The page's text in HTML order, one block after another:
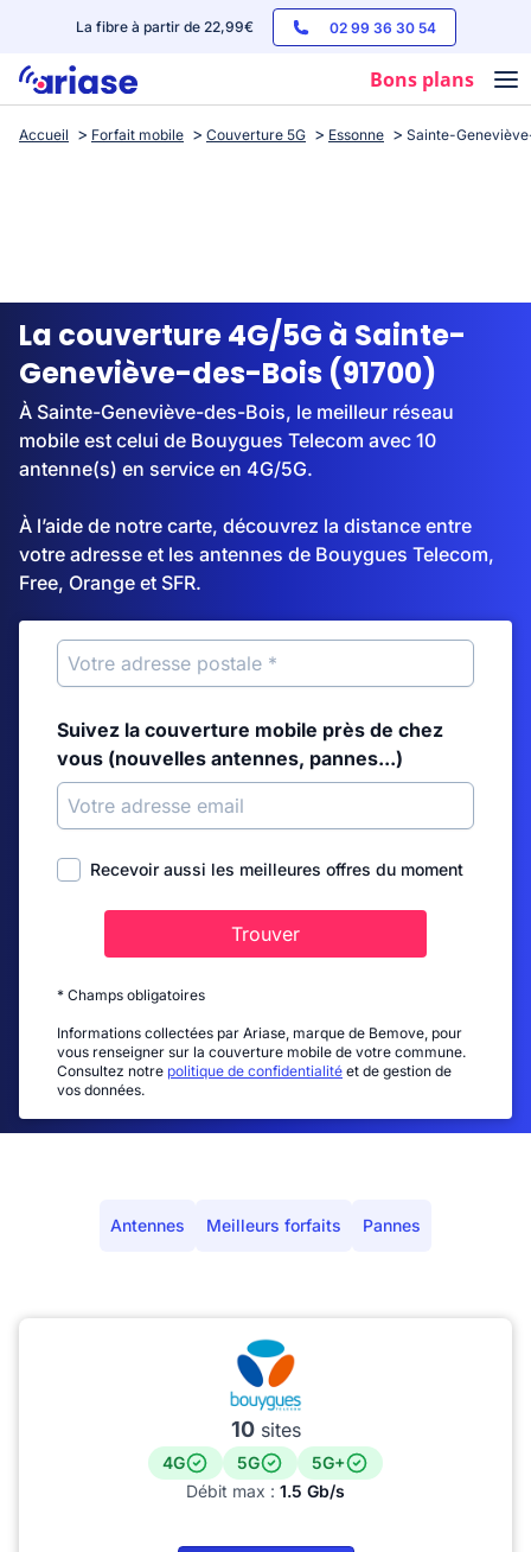
La fibre à partir de 22,99€ 02 99 36 30 54
Bons plans
Box internet
Streaming
Accueil Forfait mobile Couverture 5G Essonne Sainte-
La couverture 4G/5G à Sainte-
Geneviève-des-Bois (91700)
À Sainte-Geneviève-des-Bois, le meilleur réseau
mobile est celui de Bouygues Telecom avec 10
antenne(s) en service en 4G/5G.
À l’aide de notre carte, découvrez la distance entre
votre adresse et les antennes de Bouygues Telecom,
Free, Orange et SFR.
Suivez la couverture mobile près de chez
vous (nouvelles antennes, pannes...)
Recevoir aussi les meilleures offres du moment
Trouver
* Champs obligatoires
Informations collectées par Ariase, marque de Bemove, pour
vous renseigner sur la couverture mobile de votre commune.
Consultez notre politique de confidentialité et de gestion de
vos données.
Antennes Meilleurs forfaits Pannes
10sites
4G 5G
5G+
Débit max : 1.5 Gb/s